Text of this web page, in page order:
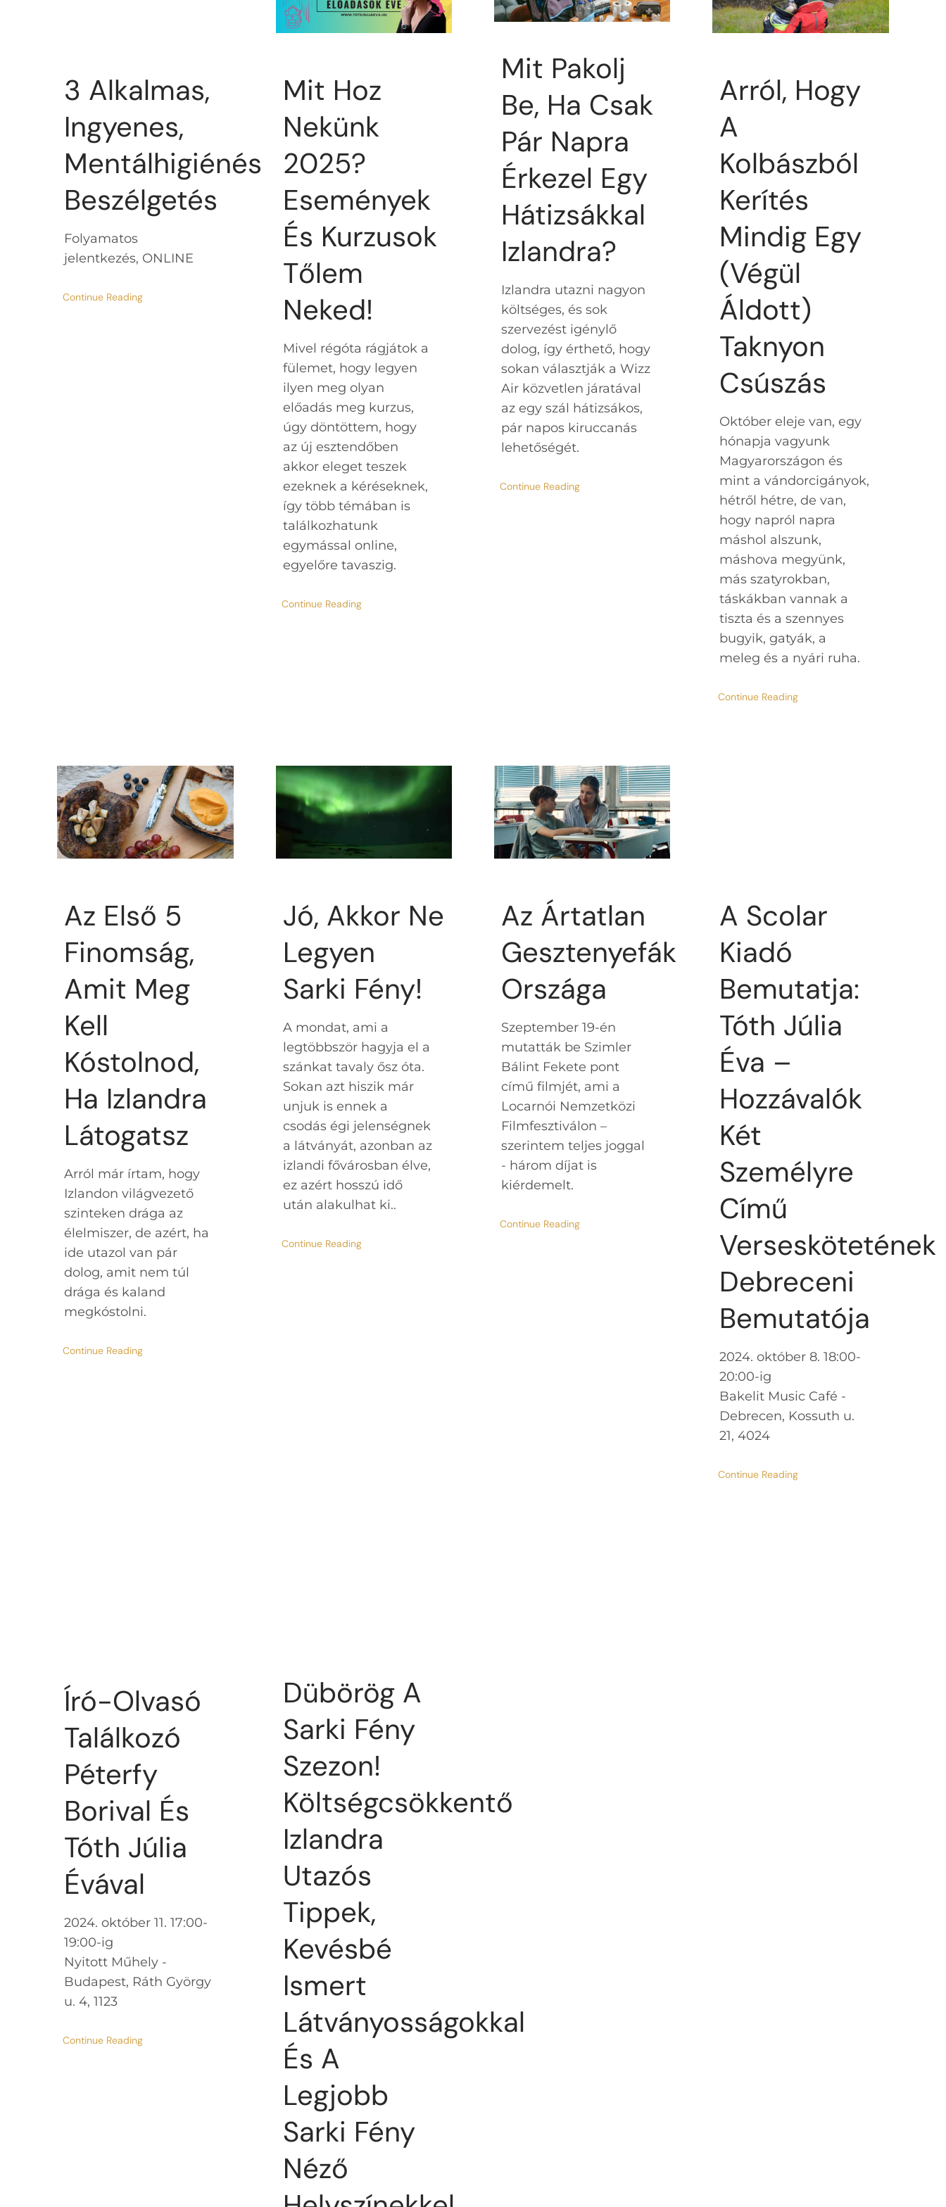
3 Alkalmas,
Ingyenes,
Mentálhigiénés
Beszélgetés
Folyamatos
jelentkezés, ONLINE
Continue Reading
Mit Hoz
Nekünk
2025?
Események
És Kurzusok
Tőlem
Neked!
Mivel régóta rágjátok a
fülemet, hogy legyen
ilyen meg olyan
előadás meg kurzus,
úgy döntöttem, hogy
az új esztendőben
akkor eleget teszek
ezeknek a kéréseknek,
így több témában is
találkozhatunk
egymással online,
egyelőre tavaszig.
Continue Reading
Mit Pakolj
Be, Ha Csak
Pár Napra
Érkezel Egy
Hátizsákkal
Izlandra?
Izlandra utazni nagyon
költséges, és sok
szervezést igénylő
dolog, így érthető, hogy
sokan választják a Wizz
Air közvetlen járatával
az egy szál hátizsákos,
pár napos kiruccanás
lehetőségét.
Continue Reading
Arról, Hogy
A
Kolbászból
Kerítés
Mindig Egy
(végül
Áldott)
Taknyon
Csúszás
Október eleje van, egy
hónapja vagyunk
Magyarországon és
mint a vándorcigányok,
hétről hétre, de van,
hogy napról napra
máshol alszunk,
máshova megyünk,
más szatyrokban,
táskákban vannak a
tiszta és a szennyes
bugyik, gatyák, a
meleg és a nyári ruha.
Continue Reading
Az Első 5
Finomság,
Amit Meg
Kell
Kóstolnod,
Ha Izlandra
Látogatsz
Arról már írtam, hogy
Izlandon világvezető
szinteken drága az
élelmiszer, de azért, ha
ide utazol van pár
dolog, amit nem túl
drága és kaland
megkóstolni.
Continue Reading
Jó, Akkor Ne
Legyen
Sarki Fény!
A mondat, ami a
legtöbbször hagyja el a
szánkat tavaly ősz óta.
Sokan azt hiszik már
unjuk is ennek a
csodás égi jelenségnek
a látványát, azonban az
izlandi fővárosban élve,
ez azért hosszú idő
után alakulhat ki..
Continue Reading
Az Ártatlan
Gesztenyefák
Országa
Szeptember 19-én
mutatták be Szimler
Bálint Fekete pont
című filmjét, ami a
Locarnói Nemzetközi
Filmfesztiválon –
szerintem teljes joggal
- három díjat is
kiérdemelt.
Continue Reading
A Scolar
Kiadó
Bemutatja:
Tóth Júlia
Éva –
Hozzávalók
Két
Személyre
Című
Verseskötetének
Debreceni
Bemutatója
2024. október 8. 18:00-
20:00-ig
Bakelit Music Café -
Debrecen, Kossuth u.
21, 4024
Continue Reading
Író-Olvasó
Találkozó
Péterfy
Borival És
Tóth Júlia
Évával
2024. október 11. 17:00-
19:00-ig
Nyitott Műhely -
Budapest, Ráth György
u. 4, 1123
Continue Reading
Dübörög A
Sarki Fény
Szezon!
Költségcsökkentő
Izlandra
Utazós
Tippek,
Kevésbé
Ismert
Látványosságokkal
És A
Legjobb
Sarki Fény
Néző